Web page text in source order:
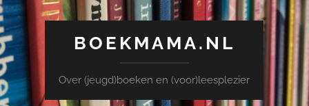
BOEKMAMA.NL
Over (jeugd)boeken en (voor)leesplezier